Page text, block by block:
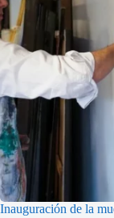
Inauguración de la